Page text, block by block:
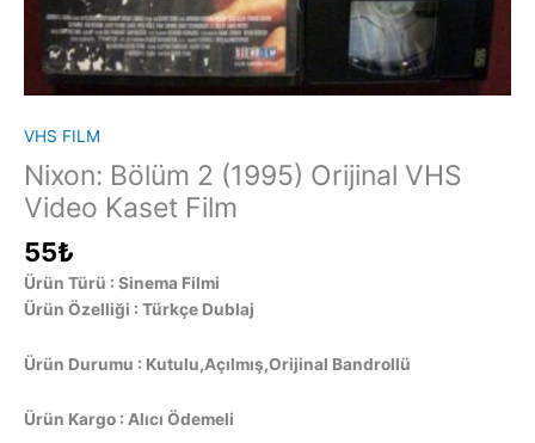
VHS FILM
Nixon: Bölüm 2 (1995) Orijinal VHS
Video Kaset Film
55₺
Ürün Türü : Sinema Filmi
Ürün Özelliği : Türkçe Dublaj
Ürün Durumu : Kutulu,Açılmış,Orijinal Bandrollü
Ürün Kargo : Alıcı Ödemeli